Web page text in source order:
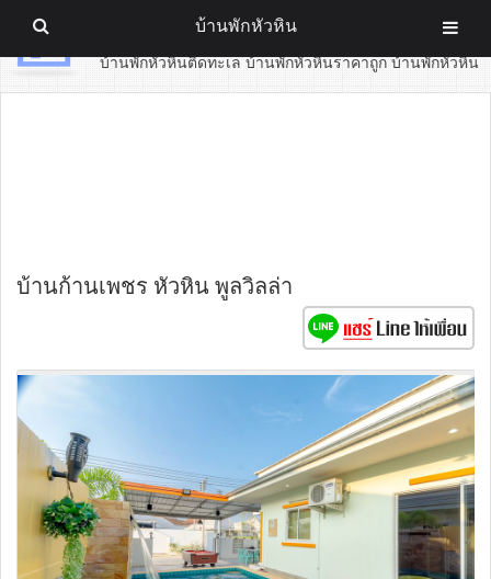
บ้านพักหัวหิน
บ้านพักหัวหินติดทะเล บ้านพักหัวหินราคาถูก บ้านพักหัวหิน
บ้านก้านเพชร หัวหิน พูลวิลล่า
บ้านพักหัวหิน